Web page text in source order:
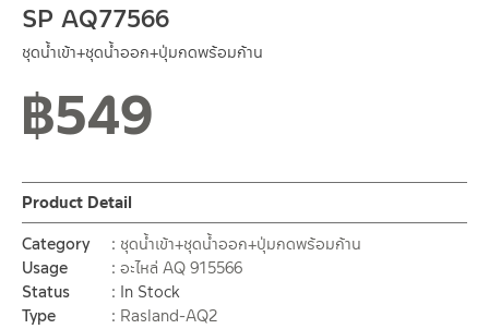
SP AQ77566
ชุดน้ำเข้า+ชุดน้ำออก+ปุ่มกดพร้อมก้าน
฿549
Product Detail
Category
ชุดน้ำเข้า+ชุดน้ำออก+ปุ่มกดพร้อมก้าน
Usage
อะไหล่ AQ 915566
Status
In Stock
Type
Rasland-AQ2